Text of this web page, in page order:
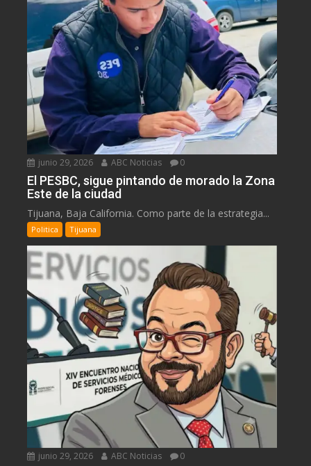
junio 29, 2026 ABC Noticias 0
El PESBC, sigue pintando de morado la Zona
Este de la ciudad
Tijuana, Baja California. Como parte de la estrategia...
Politica Tijuana
junio 29, 2026 ABC Noticias 0